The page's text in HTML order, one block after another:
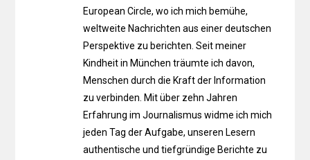
European Circle, wo ich mich bemühe,
weltweite Nachrichten aus einer deutschen
Perspektive zu berichten. Seit meiner
Kindheit in München träumte ich davon,
Menschen durch die Kraft der Information
zu verbinden. Mit über zehn Jahren
Erfahrung im Journalismus widme ich mich
jeden Tag der Aufgabe, unseren Lesern
authentische und tiefgründige Berichte zu